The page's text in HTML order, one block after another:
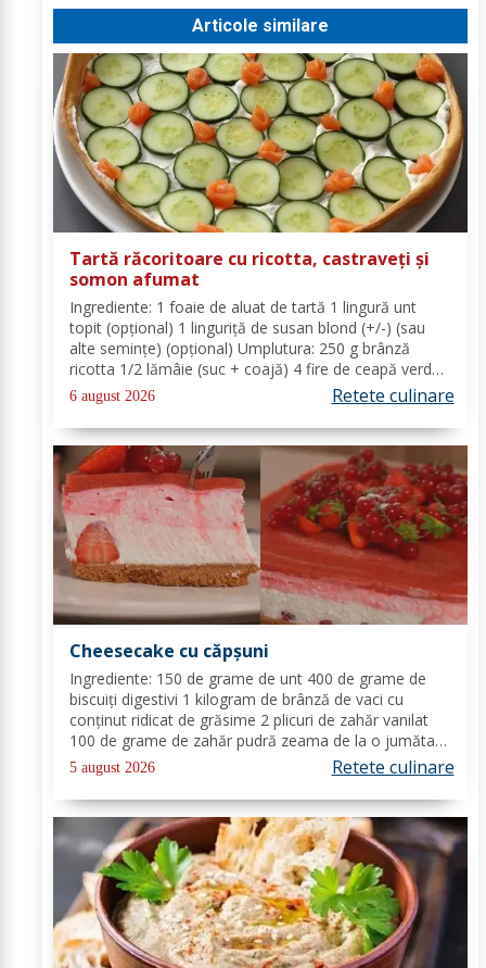
Articole similare
Tartă răcoritoare cu ricotta, castraveți și
somon afumat
Ingrediente: 1 foaie de aluat de tartă 1 lingură unt
topit (opțional) 1 linguriță de susan blond (+/-) (sau
alte semințe) (opțional) Umplutura: 250 g brânză
ricotta 1/2 lămâie (suc + coajă) 4 fire de ceapă verde
(+/-) piper Toppinguri: 1 castravete 80 gr somon
afumat 1 linguriță semințe de susan...
6 august 2026 Retete culinare
Cheesecake cu căpșuni
Ingrediente: 150 de grame de unt 400 de grame de
biscuiți digestivi 1 kilogram de brânză de vaci cu
conținut ridicat de grăsime 2 plicuri de zahăr vanilat
100 de grame de zahăr pudră zeama de la o jumătate
de lămâie 600 de mililitri de smântână pentru frișcă 4
foi de gelatină hidratate în apă rece...
5 august 2026 Retete culinare